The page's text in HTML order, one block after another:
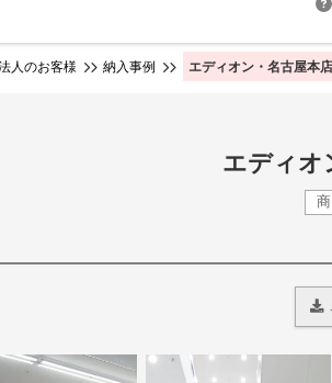
人のお客様 納入事例 エディオン・名古屋本
エディオ